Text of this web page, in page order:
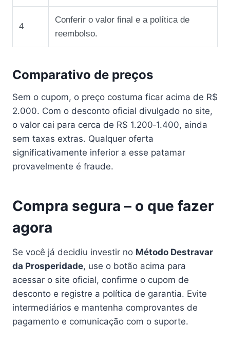
4
Conferir o valor final e a política de
reembolso.
Comparativo de preços
Sem o cupom, o preço costuma ficar acima de R$
2.000. Com o desconto oficial divulgado no site,
o valor cai para cerca de R$ 1.200‑1.400, ainda
sem taxas extras. Qualquer oferta
significativamente inferior a esse patamar
provavelmente é fraude.
Compra segura – o que fazer
agora
Se você já decidiu investir no Método Destravar
da Prosperidade, use o botão acima para
acessar o site oficial, confirme o cupom de
desconto e registre a política de garantia. Evite
intermediários e mantenha comprovantes de
pagamento e comunicação com o suporte.